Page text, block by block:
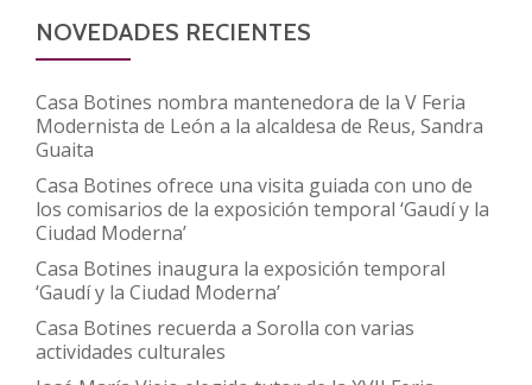
NOVEDADES RECIENTES
Casa Botines nombra mantenedora de la V Feria
Modernista de León a la alcaldesa de Reus, Sandra
Guaita
Casa Botines ofrece una visita guiada con uno de
los comisarios de la exposición temporal ‘Gaudí y la
Ciudad Moderna’
Casa Botines inaugura la exposición temporal
‘Gaudí y la Ciudad Moderna’
Casa Botines recuerda a Sorolla con varias
actividades culturales